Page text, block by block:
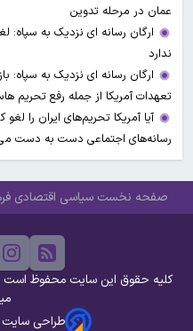
عمان در مرحله تدوین
ارگان رسانه ای نزدیک به سپاه:
ندارد
ارگان رسانه ای نزدیک به سپاه:
تعهدات آمریکا از جمله رفع تحریم
آیا آمریکا تحریم‌های ایران را
رسانه‌های اجتماعی دست به دست
صفحه نخست سیاسی اقتصادی
کلیه حقوق این سایت محفوظ است
طراحی سایت